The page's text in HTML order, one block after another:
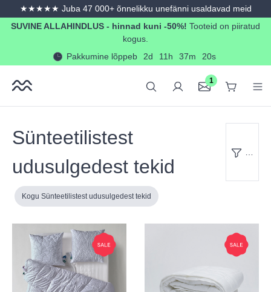
content
365-päevane tagastus- ja vahetusõigus
SUVINE ALLAHINDLUS - hinnad kuni -50%! Tooteid on piiratud
kogus.
Pakkumine lõppeb
2d 11h 37m 19s
1
Sünteetilistest
udusulgedest tekid
Kogu Sünteetilistest udusulgedest tekid